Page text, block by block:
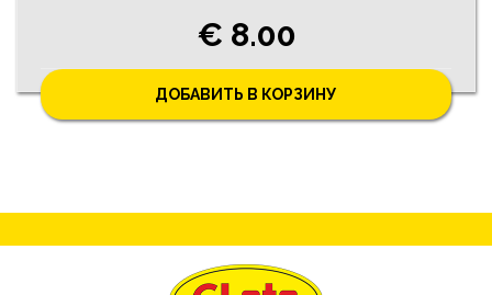
€ 8.00
ДОБАВИТЬ В КОРЗИНУ